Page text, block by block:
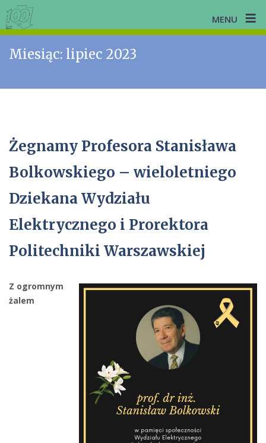
MENU ≡
Miesiąc: lipiec 2023
Żegnamy Profesora Stanisława
Bolkowskiego – wieloletniego
Dziekana Wydziału
Elektrycznego i Prorektora
Politechniki Warszawskiej
Z ogromnym
żalem